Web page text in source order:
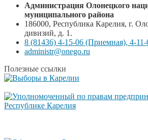
Администрация Олонецкого
муниципального района
186000, Республика Карелия, г.
дивизий, д. 1.
8 (81436) 4-15-06 (Приемная), 4-
administr@onego.ru
Полезные ссылки